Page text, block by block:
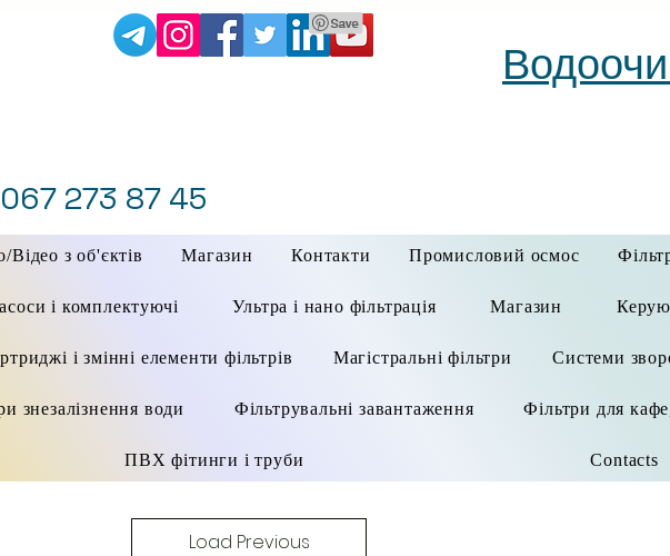
273 87 45
Відео з об'єктів Магазин Контакти Промисловий осмос
і комплектуючі Ультра і нано фільтрація Магазин
і змінні елементи фільтрів Магістральні фільтри Системи
знезалізнення води Фільтрувальні завантаження Фільтри для
ПВХ фітинги і труби Contacts
Load Previous